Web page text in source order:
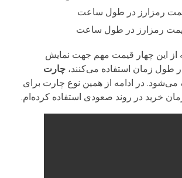
از این چهار قیمت مهم جهت نمایش
طول زمان استفاده می‌کنند، چارت
می‌شود. در ادامه از همین نوع چارت برای
خرید در روند صعودی استفاده کرده‌ام.